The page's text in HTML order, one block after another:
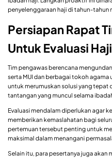
penyelenggaraan haji di tahun-tahun
Persiapan Rapat
Untuk Evaluasi
Tim pengawas berencana
serta MUI dan berbagai tokoh
untuk merumuskan solusi yang tepat
tantangan yang muncul selama
Evaluasi mendalam diperlukan agar
memberikan kemaslahatan bagi
pertemuan tersebut penting untuk
maksimal dalam menangani
Selain itu, para pesertanya juga